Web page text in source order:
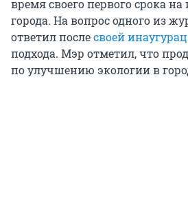
время своего первого срока на
города. На вопрос одного из
ответил послесвоей
подхода. Мэр отметил, что
по улучшению экологии в